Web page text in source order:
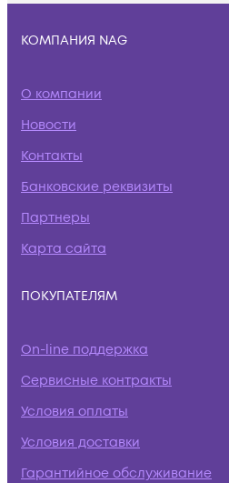
КОМПАНИЯ NAG
О компании
Новости
Контакты
Банковские реквизиты
Партнеры
Карта сайта
ПОКУПАТЕЛЯМ
On-line поддержка
Сервисные контракты
Условия оплаты
Условия доставки
Гарантийное обслуживание